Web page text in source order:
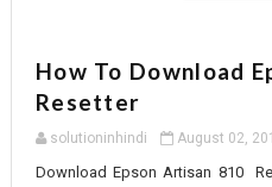
How To Download
Resetter
solutioninhindi August 02,
Download Epson Artisan 810